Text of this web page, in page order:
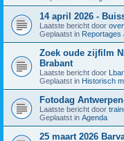
14 april 2026 -
Laatste bericht door
Geplaatst in Reportages
Zoek oude zijfilm
Brabant
Laatste bericht door
Geplaatst in Historisch
Fotodag
Laatste bericht door
Geplaatst in Agenda
25 maart 2026